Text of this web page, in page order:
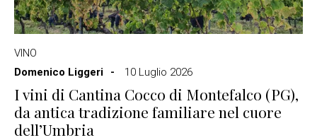
VINO
Domenico Liggeri
10 Luglio 2026
I vini di Cantina Cocco di Montefalco (PG),
da antica tradizione familiare nel cuore
dell’Umbria